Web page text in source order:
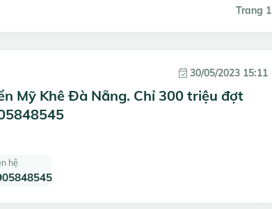
Trang 1
30/05/2023 15:11
Mỹ Khê Đà Nẵng. Chỉ 300 triệu đợt
hệ